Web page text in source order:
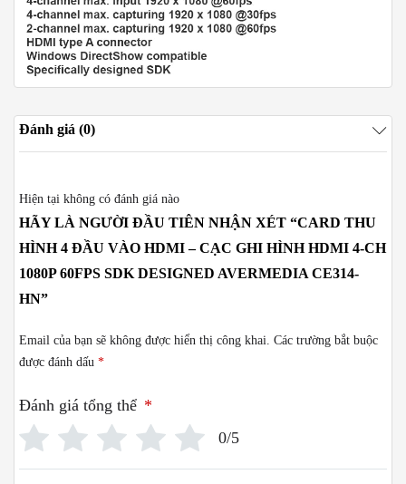
Đánh giá (0)
Hiện tại không có đánh giá nào
HÃY LÀ NGƯỜI ĐẦU TIÊN NHẬN XÉT “CARD THU
HÌNH 4 ĐẦU VÀO HDMI – CẠC GHI HÌNH HDMI 4-CH
1080P 60FPS SDK DESIGNED AVERMEDIA CE314-
HN”
Email của bạn sẽ không được hiển thị công khai. Các trường bắt buộc
được đánh dấu *
Đánh giá tổng thể *
0/5